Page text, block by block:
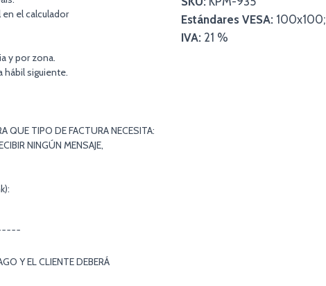
el calculador
y por zona.
hábil siguiente.
QUE TIPO DE FACTURA NECESITA:
NINGÚN MENSAJE,
Y EL CLIENTE DEBERÁ
Estándares VESA:
IVA: 21 %